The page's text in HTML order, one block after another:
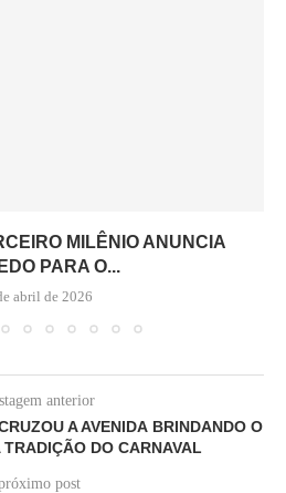
MILÊNIO ANUNCIA
PARA O...
abril de 2026
anterior
A AVENIDA BRINDANDO O
DO CARNAVAL
post